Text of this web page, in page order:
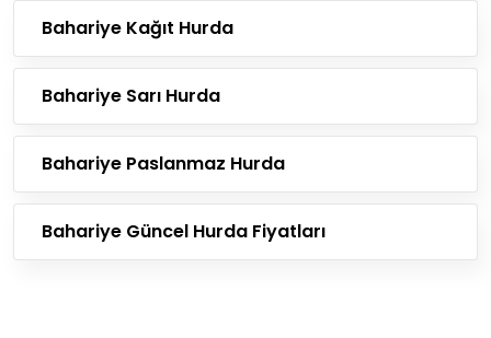
Bahariye Kağıt Hurda
Bahariye Sarı Hurda
Bahariye Paslanmaz Hurda
Bahariye Güncel Hurda Fiyatları